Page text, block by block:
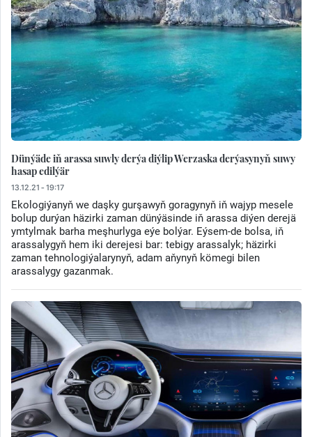
Dünýäde iň arassa suwly derýa diýlip Werzaska derýasynyň suwy
hasap edilýär
13.12.21 - 19:17
Ekologiýanyň we daşky gurşawyň goragynyň iň wajyp mesele
bolup durýan häzirki zaman dünýäsinde iň arassa diýen derejä
ymtylmak barha meşhurlyga eýe bolýar. Eýsem-de bolsa, iň
arassalygyň hem iki derejesi bar: tebigy arassalyk; häzirki
zaman tehnologiýalarynyň, adam aňynyň kömegi bilen
arassalygy gazanmak.